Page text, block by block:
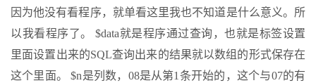
因为他没有看程序，就单看这里我也不知道是什么意义。所
以我看程序了。 $data就是程序通过查询，也就是标签设置
里面设置出来的SQL查询出来的结果就以数组的形式保存在
这个里面。 $n是列数，08是从第1条开始的，这个与07的有